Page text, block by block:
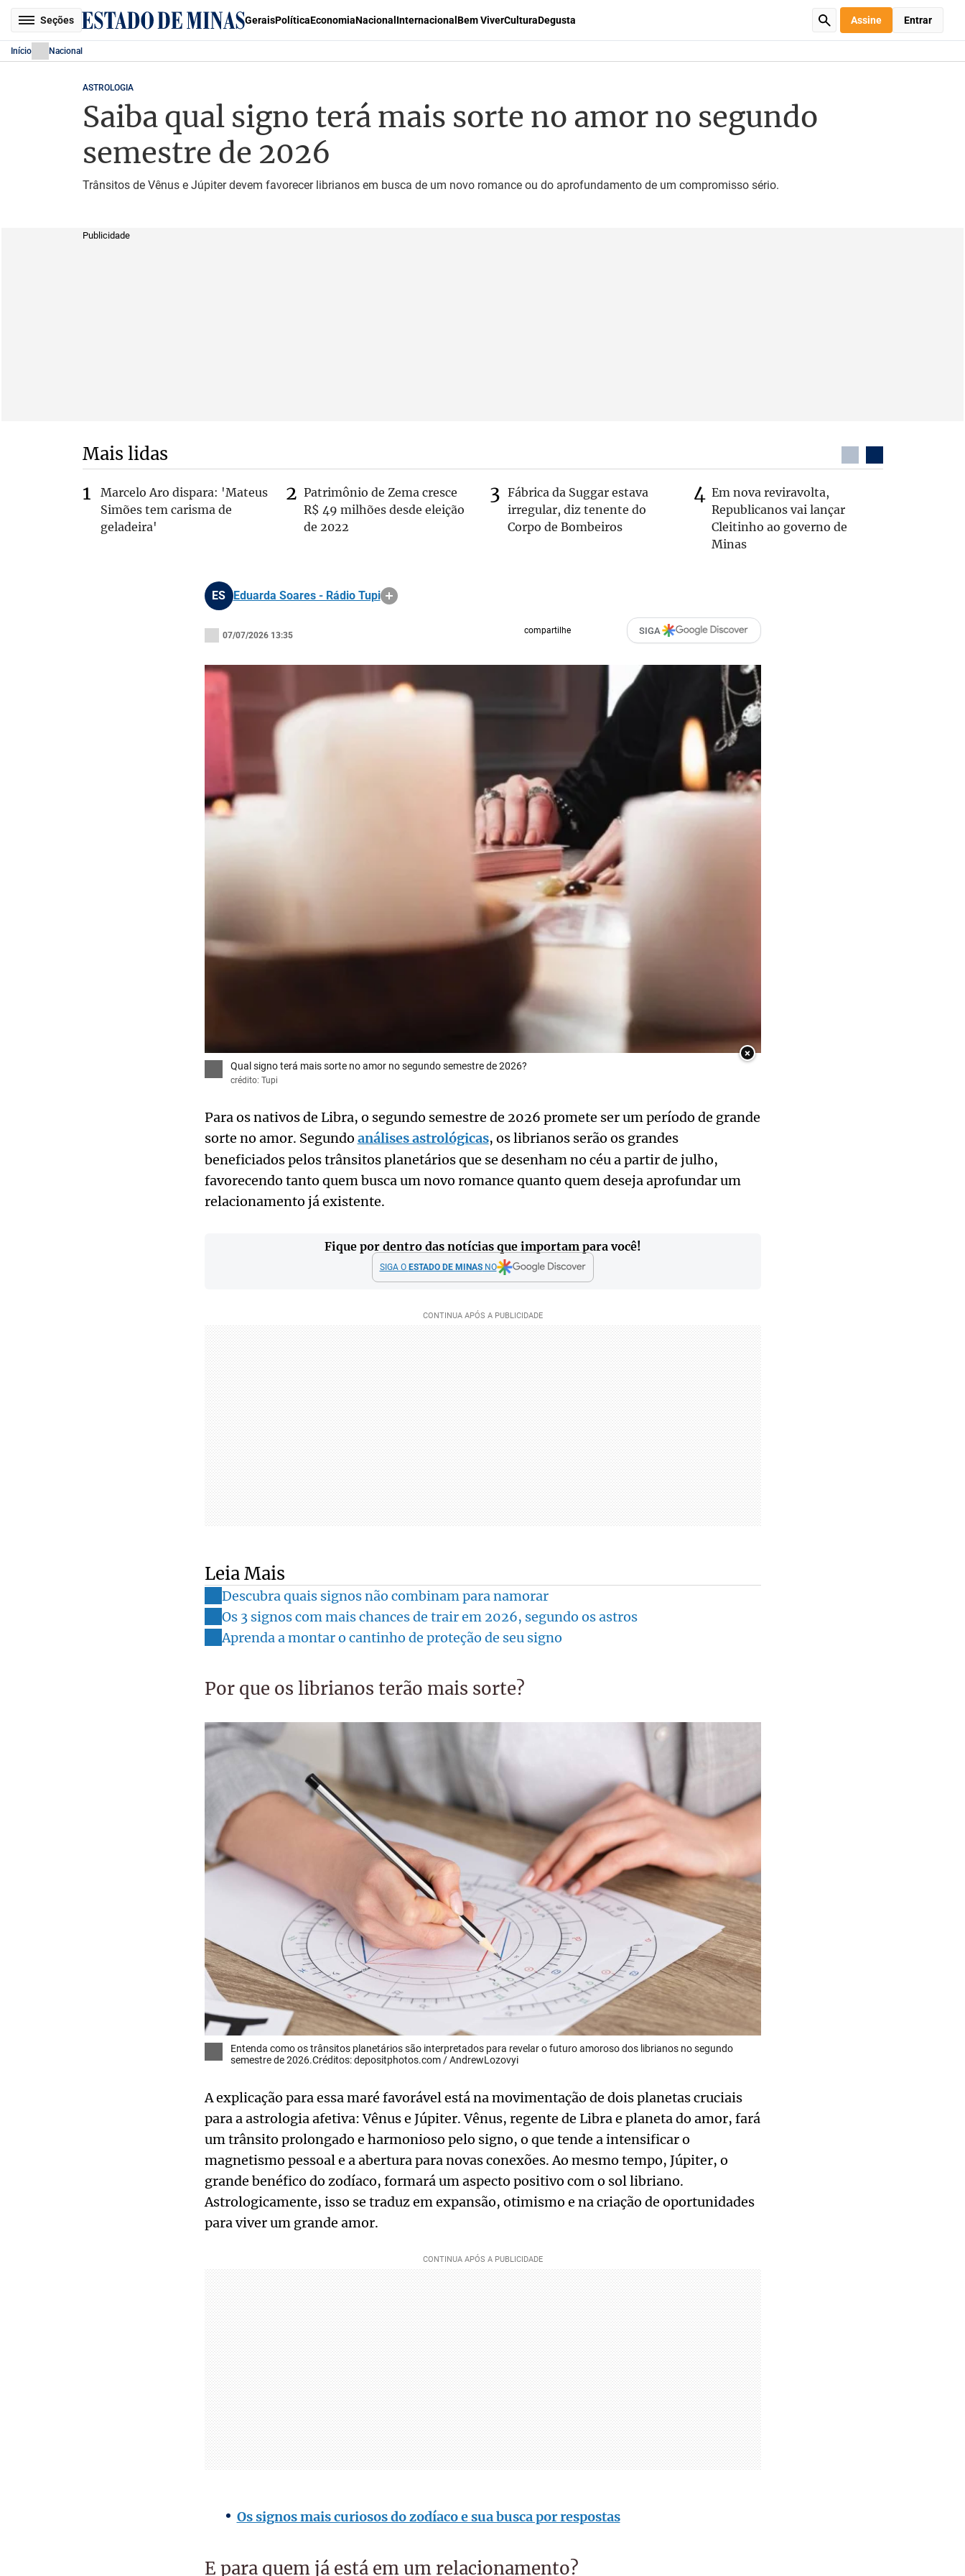
Seções GeraisPolíticaEconomiaNacional Internacional Bem ViverCulturaDegusta Assine Entrar
Início Nacional
ASTROLOGIA
Saiba qual signo terá mais sorte no amor no segundo
semestre de 2026
Trânsitos de Vênus e Júpiter devem favorecer librianos em busca de um novo romance ou do aprofundamento de um compromisso sério.
Publicidade
Mais lidas
Marcelo Aro dispara: 'Mateus
Simões tem carisma de
geladeira'
Patrimônio de Zema cresce
R$ 49 milhões desde eleição
de 2022
Fábrica da Suggar estava
irregular, diz tenente do
Corpo de Bombeiros
Em nova reviravolta,
Republicanos vai lançar
Cleitinho ao governo de
Minas
ES Eduarda Soares - Rádio Tupi
07/07/2026 13:35 compartilhe SIGA
×
Qual signo terá mais sorte no amor no segundo semestre de 2026?
crédito: Tupi
Para os nativos de Libra, o segundo semestre de 2026 promete ser um período de grande
sorte no amor. Segundo análises astrológicas, os librianos serão os grandes
beneficiados pelos trânsitos planetários que se desenham no céu a partir de julho,
favorecendo tanto quem busca um novo romance quanto quem deseja aprofundar um
relacionamento já existente.
Fique por dentro das notícias que importam para você!
SIGA O ESTADO DE MINASNO
Leia Mais
Descubra quais signos não combinam para namorar
Os 3 signos com mais chances de trair em 2026, segundo os astros
Aprenda a montar o cantinho de proteção de seu signo
Por que os librianos terão mais sorte?
Entenda como os trânsitos planetários são interpretados para revelar o futuro amoroso dos librianos no segundo
semestre de 2026.Créditos: depositphotos.com / AndrewLozovyi
A explicação para essa maré favorável está na movimentação de dois planetas cruciais
para a astrologia afetiva: Vênus e Júpiter. Vênus, regente de Libra e planeta do amor, fará
um trânsito prolongado e harmonioso pelo signo, o que tende a intensificar o
magnetismo pessoal e a abertura para novas conexões. Ao mesmo tempo, Júpiter, o
grande benéfico do zodíaco, formará um aspecto positivo com o sol libriano.
Astrologicamente, isso se traduz em expansão, otimismo e na criação de oportunidades
para viver um grande amor.
Os signos mais curiosos do zodíaco e sua busca por respostas
E para quem já está em um relacionamento?